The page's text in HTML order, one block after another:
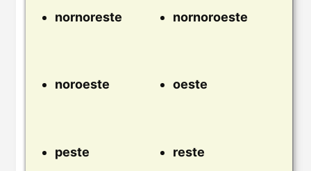
nornoreste nornoroeste
noroeste oeste
peste reste